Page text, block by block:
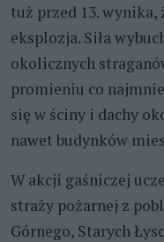
tuż przed 13. wynika,
eksplozja. Siła
okolicznych
promieniu co
się w ściny i dachy
nawet budynków
W akcji gaśniczej
straży pożarnej z
Górnego, Starych